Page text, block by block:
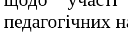
педагогічних